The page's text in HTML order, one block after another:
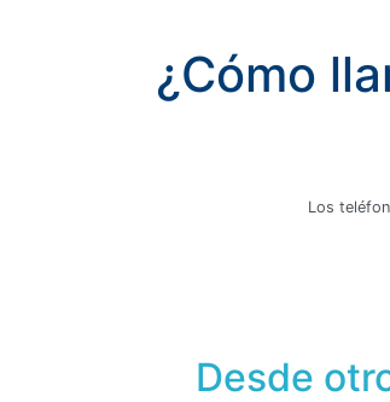
¿Cómo
Los
Desde